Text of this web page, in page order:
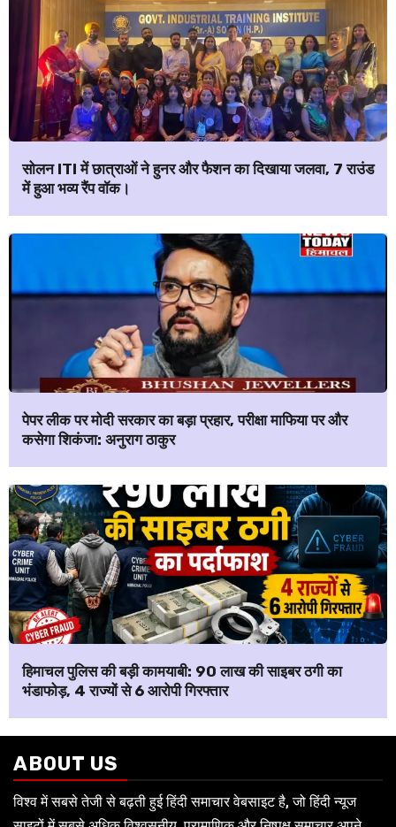
सोलन ITI में छात्राओं ने हुनर और फैशन का दिखाया जलवा, 7 राउंड
में हुआ भव्य रैंप वॉक।
पेपर लीक पर मोदी सरकार का बड़ा प्रहार, परीक्षा माफिया पर और
कसेगा शिकंजा: अनुराग ठाकुर
हिमाचल पुलिस की बड़ी कामयाबी: ₹90 लाख की साइबर ठगी का
भंडाफोड़, 4 राज्यों से 6 आरोपी गिरफ्तार
ABOUT US
विश्व में सबसे तेजी से बढ़ती हुई हिंदी समाचार वेबसाइट है, जो हिंदी न्यूज